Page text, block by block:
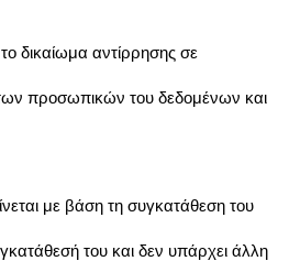
αντίρρησης σε
προσωπικών του δεδομένων και
με βάση τη συγκατάθεση του
του και δεν υπάρχει άλλη